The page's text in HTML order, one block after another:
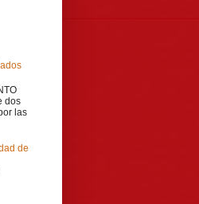
dos
las
de